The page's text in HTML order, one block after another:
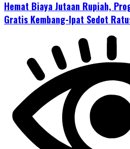
Hemat Biaya Jutaan Rupiah,
Gratis Kembang-Ipat Sedot